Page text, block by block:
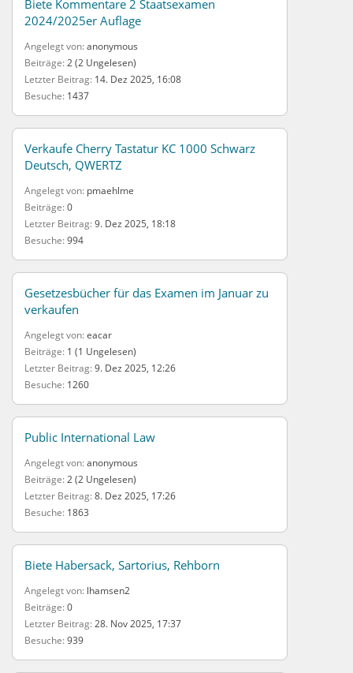
Biete Kommentare 2 Staatsexamen
2024/2025er Auflage
Angelegt von anonymous
Beiträge 2 (2 Ungelesen)
Letzter Beitrag 14. Dez 2025, 16:08
Besuche 1437
Verkaufe Cherry Tastatur KC 1000 Schwarz
Deutsch, QWERTZ
Angelegt von pmaehlme
Beiträge 0
Letzter Beitrag 9. Dez 2025, 18:18
Besuche 994
Gesetzesbücher für das Examen im Januar zu
verkaufen
Angelegt von eacar
Beiträge 1 (1 Ungelesen)
Letzter Beitrag 9. Dez 2025, 12:26
Besuche 1260
Public International Law
Angelegt von anonymous
Beiträge 2 (2 Ungelesen)
Letzter Beitrag 8. Dez 2025, 17:26
Besuche 1863
Biete Habersack, Sartorius, Rehborn
Angelegt von lhamsen2
Beiträge 0
Letzter Beitrag 28. Nov 2025, 17:37
Besuche 939